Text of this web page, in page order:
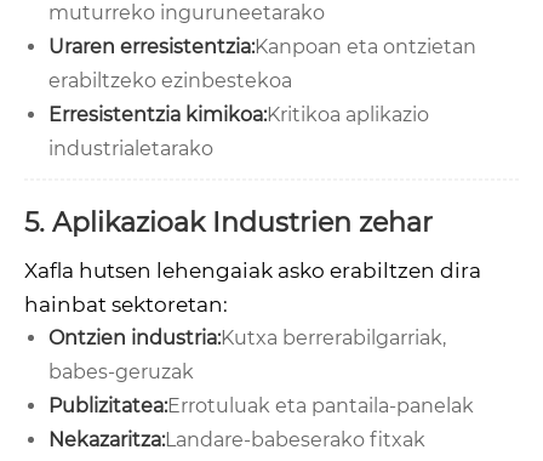
muturreko inguruneetarako
Uraren erresistentzia:Kanpoan eta ontzietan
erabiltzeko ezinbestekoa
Erresistentzia kimikoa:Kritikoa aplikazio
industrialetarako
5. Aplikazioak Industrien zehar
Xafla hutsen lehengaiak asko erabiltzen dira
hainbat sektoretan:
Ontzien industria:Kutxa berrerabilgarriak,
babes-geruzak
Publizitatea:Errotuluak eta pantaila-panelak
Nekazaritza:Landare-babeserako fitxak